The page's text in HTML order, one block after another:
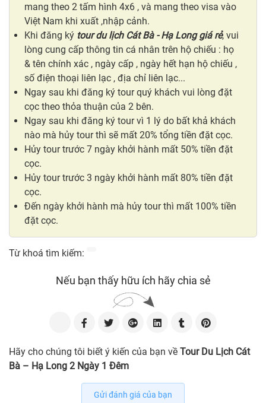
mang theo 2 tấm hình 4x6 , và mang theo visa vào
Việt Nam khi xuất ,nhập cảnh.
Khi đăng ký tour du lịch Cát Bà - Hạ Long giá rẻ, vui
lòng cung cấp thông tin cá nhân trên hộ chiếu : họ
& tên chính xác , ngày cấp , ngày hết hạn hộ chiếu ,
số điện thoại liên lạc , địa chỉ liên lạc...
Ngay sau khi đăng ký tour quý khách vui lòng đặt
cọc theo thỏa thuận của 2 bên.
Ngay sau khi đăng ký tour vì 1 lý do bất khả khách
nào mà hủy tour thì sẽ mất 20% tổng tiền đặt cọc.
Hủy tour trước 7 ngày khởi hành mất 50% tiền đặt
cọc.
Hủy tour trước 3 ngày khởi hành mất 80% tiền đặt
cọc.
Đến ngày khởi hành mà hủy tour thì mất 100% tiền
đặt cọc.
Từ khoá tìm kiếm:
Nếu bạn thấy hữu ích hãy chia sẻ
Hãy cho chúng tôi biết ý kiến của bạn về Tour Du Lịch Cát
Bà – Hạ Long 2 Ngày 1 Đêm
Gửi đánh giá của bạn